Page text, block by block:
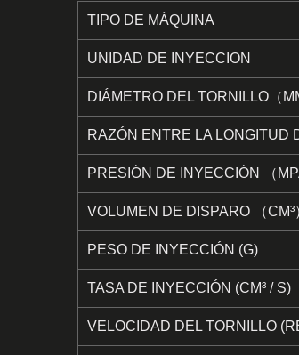
TIPO DE MÁQUINA
UNIDAD DE INYECCION
DIÁMETRO DEL TORNILLO（
RAZÓN ENTRE LA LONGITUD
PRESIÓN DE INYECCIÓN （
VOLUMEN DE DISPARO （CM³
PESO DE INYECCIÓN (G)
TASA DE INYECCIÓN (CM³ / S)
VELOCIDAD DEL TORNILLO